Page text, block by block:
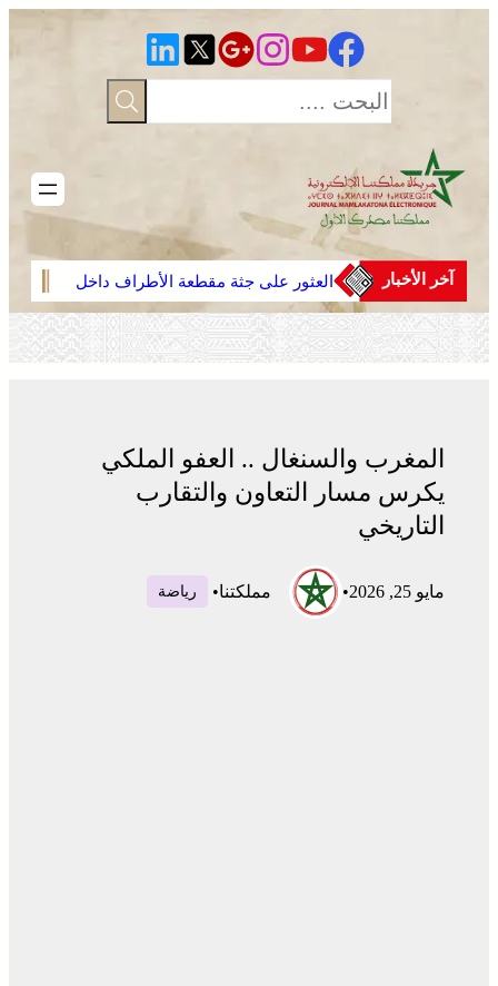
آخر الأخبار
العثور على جثة مقطعة الأطراف داخل
عشة بمنطقة منابع بوزملان والتحقيقات
متواصلة لكشف ملابسات الجريمة
المغرب والسنغال .. العفو الملكي
يكرس مسار التعاون والتقارب
التاريخي
مايو 25, 2026 • مملكتنا• رياضة